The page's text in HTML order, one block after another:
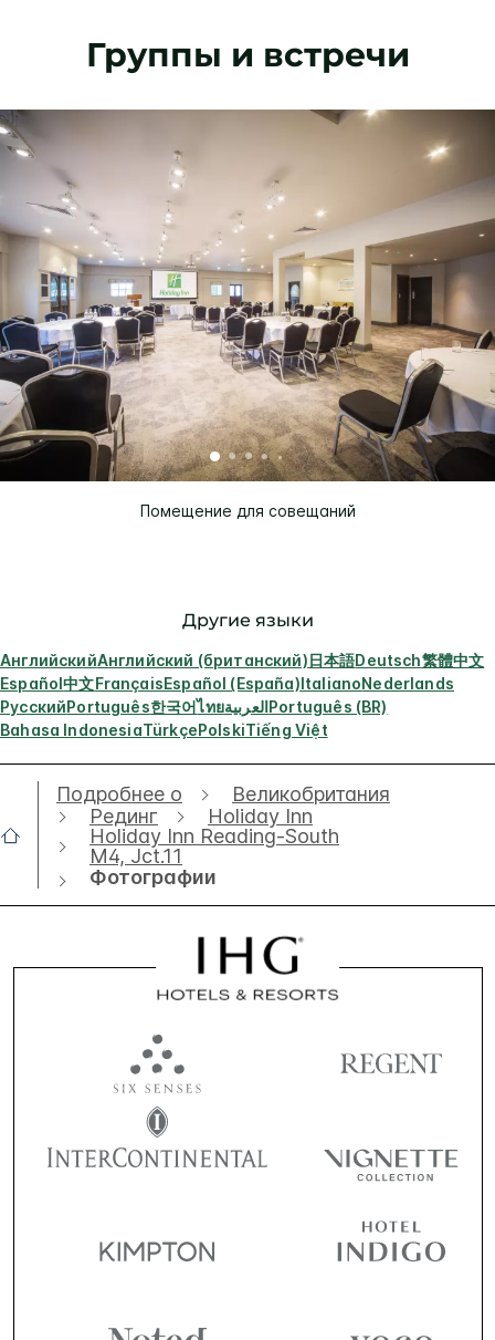
Группы и встречи
Помещение для совещаний
Другие языки
АнглийскийАнглийский (британский)日本語Deutsch繁體中文
Español中文FrançaisEspañol (España)ItalianoNederlands
РусскийPortuguês한국어ไทยالعربيةPortuguês (BR)
Bahasa IndonesiaTürkçePolskiTiếng Việt
Подробнее о
Великобритания
Рединг
Holiday Inn
Holiday Inn Reading-South
M4, Jct.11
Фотографии